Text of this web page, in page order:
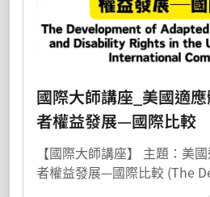
國際大師講座_美國適
者權益發展—國際比較
【國際大師講座】 主題：美
者權益發展—國際比較 (The